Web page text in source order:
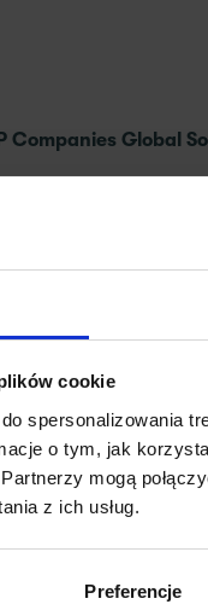
cookie
spersonalizowania
o tym, jak
mogą
z ich usług.
Preferencje
Companies Global
pod numer: 58
należy